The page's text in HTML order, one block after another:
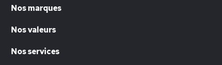
Nos marques
Nos valeurs
Nos services